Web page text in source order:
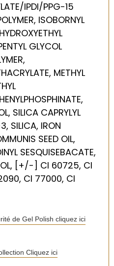
IPDI/PPG-15
ISOBORNYL
GLYCOL
METHYL
SILICA CAPRYLYL
SILICA, IRON
SEED OIL,
SESQUISEBACATE,
[+/-] CI 60725, CI
CI 77000, CI
de Gel Polish cliquez ici
Cliquez ici